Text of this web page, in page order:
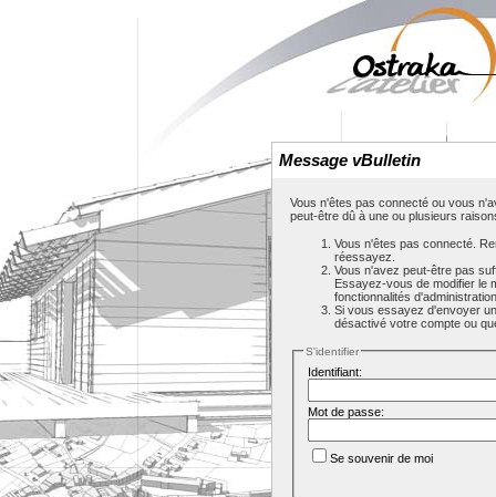
Message vBulletin
Vous n'êtes pas connecté ou vous
peut-être dû à une ou plusieurs
Vous n'êtes pas connecté.
réessayez.
Vous n'avez peut-être pas
Essayez-vous de modifier le
fonctionnalités
Si vous essayez d'envoyer
désactivé votre compte ou
S'identifier
Identifiant:
Mot de passe:
Se souvenir de moi